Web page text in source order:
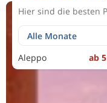
Hier sind die besten
Aleppo ab